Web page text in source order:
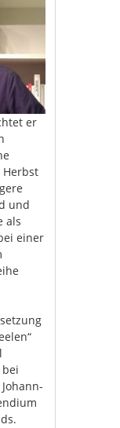
er
Herbst
und
als
einer